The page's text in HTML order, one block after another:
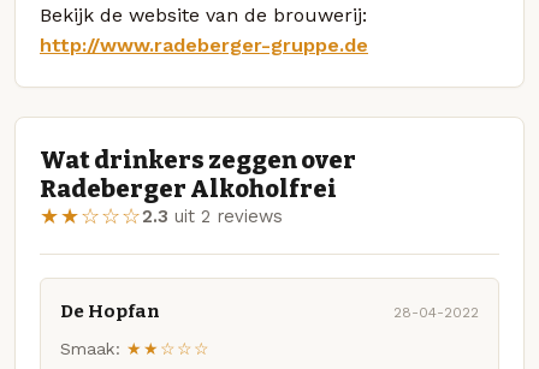
Bekijk de website van de brouwerij:
http://www.radeberger-gruppe.de
Wat drinkers zeggen over
Radeberger Alkoholfrei
★★☆☆☆2.3 uit 2 reviews
De Hopfan 28-04-2022
Smaak: ★★☆☆☆